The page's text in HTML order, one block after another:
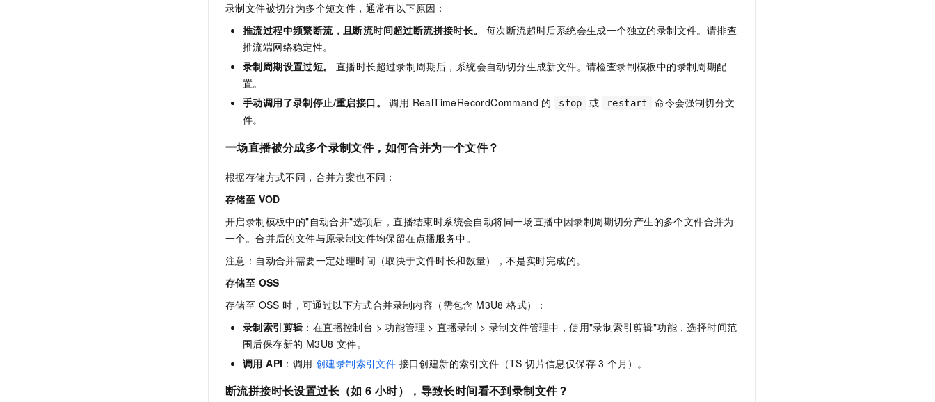
录制文件被切分为多个短文件，通常有以下原因：
推流过程中频繁断流，且断流时间超过断流拼接时长。
每次断流超时后系统会生成一个独立的录制文件。请排查
推流端网络稳定性。
录制周期设置过短。
直播时长超过录制周期后，系统会自动切分生成新文件。请检查录制模板中的录制周期配
置。
手动调用了录制停止/重启接口。
调用 RealTimeRecordCommand 的 stop 或 restart
命令会强制切分文
件。
一场直播被分成多个录制文件，如何合并为一个文件？
根据存储方式不同，合并方案也不同：
存储至 VOD
开启录制模板中的"自动合并"选项后，直播结束时系统会自动将同一场直播中因录制周期切分产生的多个文件合并为
一个。合并后的文件与原录制文件均保留在点播服务中。
注意：自动合并需要一定处理时间（取决于文件时长和数量），不是实时完成的。
存储至 OSS
存储至 OSS 时，可通过以下方式合并录制内容（需包含 M3U8 格式）：
录制索引剪辑 ：在直播控制台 > 功能管理 > 直播录制 > 录制文件管理中，使用"录制索引剪辑"功能，选择时间范
围后保存新的 M3U8 文件。
调用 API ：调用创建录制索引文件 接口创建新的索引文件（TS 切片信息仅保存 3 个月）。
断流拼接时长设置过长（如 6 小时），导致长时间看不到录制文件？